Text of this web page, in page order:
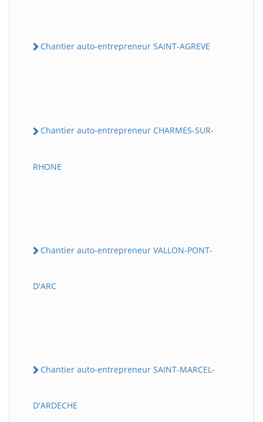
Chantier auto-entrepreneur SAINT-AGREVE
Chantier auto-entrepreneur CHARMES-SUR-
RHONE
Chantier auto-entrepreneur VALLON-PONT-
D'ARC
Chantier auto-entrepreneur SAINT-MARCEL-
D'ARDECHE